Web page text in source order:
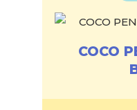
COCO